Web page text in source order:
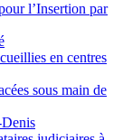
l’Insertion par
en centres
sous main de